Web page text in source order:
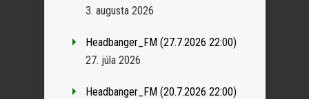
3. augusta 2026
Headbanger_FM (27.7.2026 22:00)
27. júla 2026
Headbanger_FM (20.7.2026 22:00)